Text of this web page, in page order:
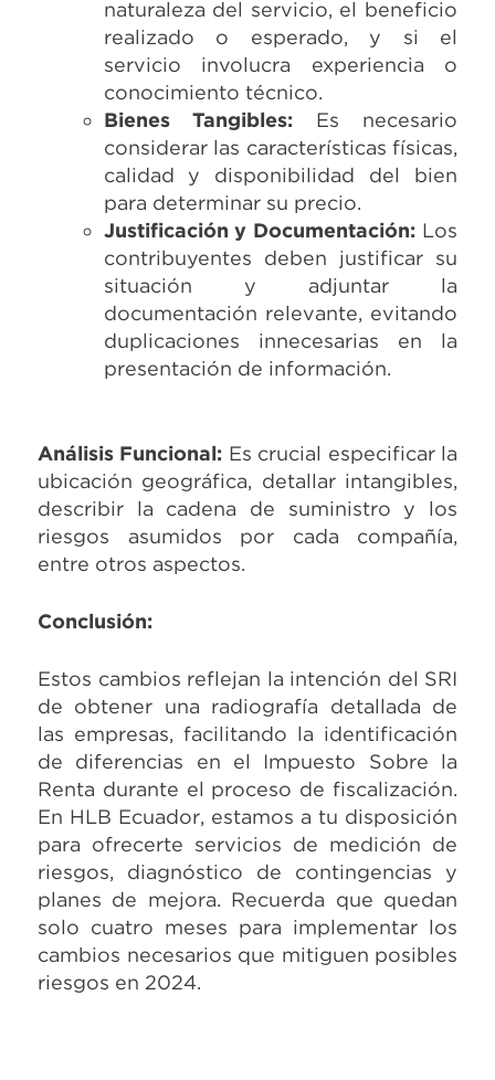
naturaleza del servicio, el beneficio
realizado o esperado, y si el
servicio involucra experiencia o
conocimiento técnico.
Bienes Tangibles: Es necesario
considerar las características físicas,
calidad y disponibilidad del bien
para determinar su precio.
Justificación y Documentación: Los
contribuyentes deben justificar su
situación y adjuntar la
documentación relevante, evitando
duplicaciones innecesarias en la
presentación de información.
Análisis Funcional: Es crucial especificar la
ubicación geográfica, detallar intangibles,
describir la cadena de suministro y los
riesgos asumidos por cada compañía,
entre otros aspectos.
Conclusión:
Estos cambios reflejan la intención del SRI
de obtener una radiografía detallada de
las empresas, facilitando la identificación
de diferencias en el Impuesto Sobre la
Renta durante el proceso de fiscalización.
En HLB Ecuador, estamos a tu disposición
para ofrecerte servicios de medición de
riesgos, diagnóstico de contingencias y
planes de mejora. Recuerda que quedan
solo cuatro meses para implementar los
cambios necesarios que mitiguen posibles
riesgos en 2024.